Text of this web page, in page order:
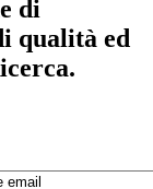
di
qualità ed